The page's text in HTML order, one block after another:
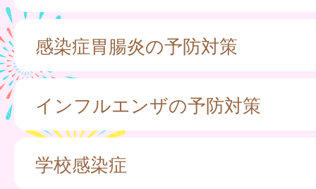
感染症胃腸炎の予防対策
インフルエンザの予防対策
学校感染症